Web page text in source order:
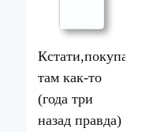
Кстати,покупал
там как-то
(года три
назад правда)